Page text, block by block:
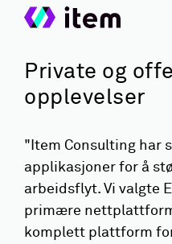
Private og
opplevelser
"Item Consulting har
applikasjoner for å
arbeidsflyt. Vi valgte
primære
komplett plattform